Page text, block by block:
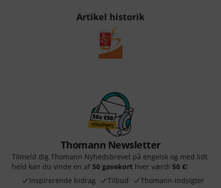
Artikel historik
Thomann Newsletter
Tilmeld dig Thomann Nyhedsbrevet på engelsk og med lidt
held kan du vinde en af 50 gavekort hver værdi 50 €!
Inspirerende bidrag
Tilbud Thomann-indsigter